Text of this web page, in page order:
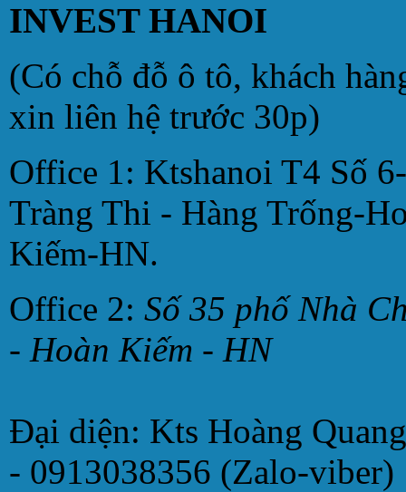
INVEST HANOI
(Có chỗ đỗ ô tô, khách
xin liên hệ trước 30p)
Office 1: Ktshanoi T4 Số
Tràng Thi - Hàng Trống-
Kiếm-HN.
Office 2: Số 35 phố Nhà
- Hoàn Kiếm - HN
Đại diện: Kts Hoàng
- 0913038356 (Zalo-viber)